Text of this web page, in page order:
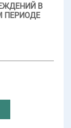
В
ПЕРИОДЕ